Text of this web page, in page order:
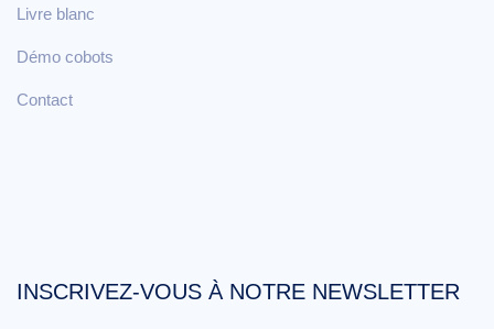
Livre blanc
Démo cobots
Contact
INSCRIVEZ-VOUS À NOTRE NEWSLETTER